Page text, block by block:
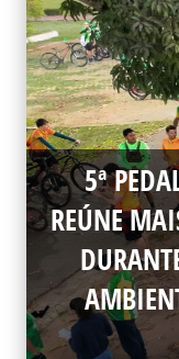
5ª
REÚNE